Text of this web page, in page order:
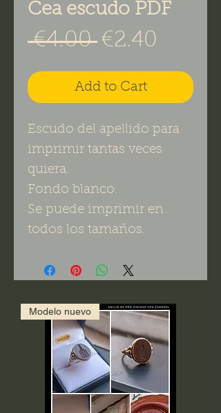
Cea escudo PDF
€4.00 Regular
€2.40
Add to Cart
Escudo del apellido para
imprimir tantas veces
quiera.
Fondo blanco.
Se puede imprimir en
todos los tamaños.
Modelo nuevo